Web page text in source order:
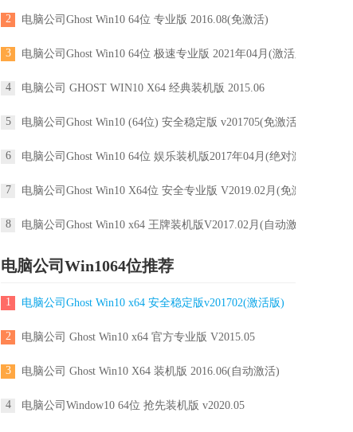
2 电脑公司Ghost Win10 64位 专业版 2016.08(免激活)
3 电脑公司Ghost Win10 64位 极速专业版 2021年04月(激活版)
4 电脑公司 GHOST WIN10 X64 经典装机版 2015.06
5 电脑公司Ghost Win10 (64位) 安全稳定版 v201705(免激活)
6 电脑公司Ghost Win10 64位 娱乐装机版2017年04月(绝对激活)
7 电脑公司Ghost Win10 X64位 安全专业版 V2019.02月(免激活)
8 电脑公司Ghost Win10 x64 王牌装机版V2017.02月(自动激活)
电脑公司Win1064位推荐
1 电脑公司Ghost Win10 x64 安全稳定版v201702(激活版)
2 电脑公司 Ghost Win10 x64 官方专业版 V2015.05
3 电脑公司 Ghost Win10 X64 装机版 2016.06(自动激活)
4 电脑公司Window10 64位 抢先装机版 v2020.05